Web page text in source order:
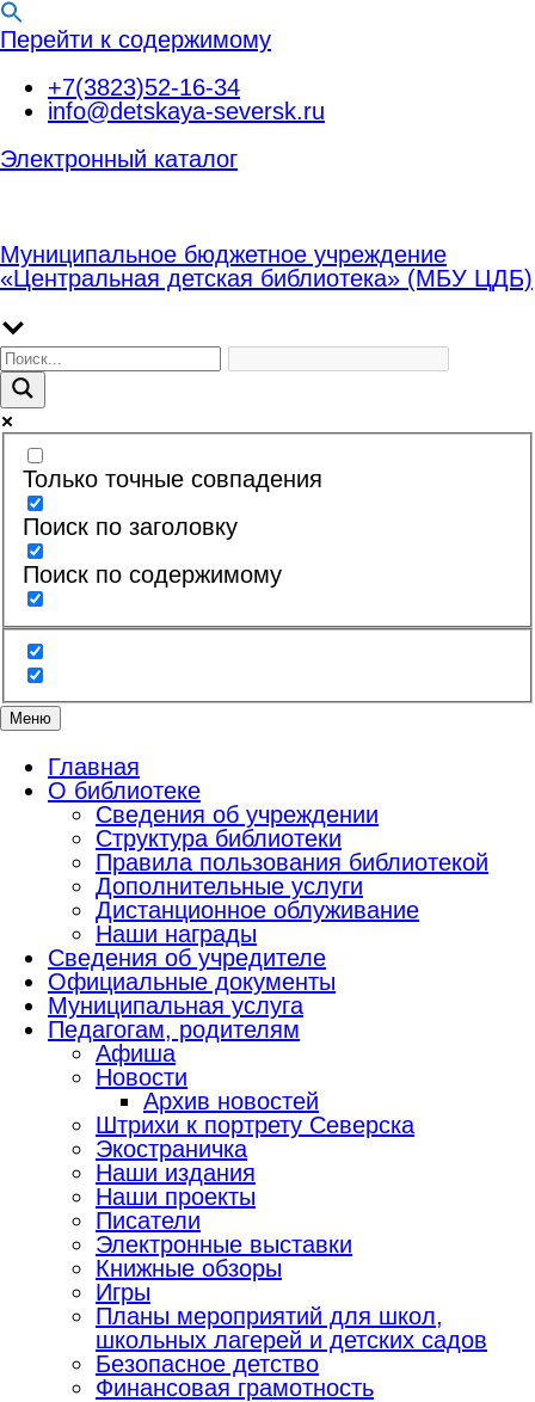
Перейти к содержимому
+7(3823)52-16-34
info@detskaya-seversk.ru
Электронный каталог
Муниципальное бюджетное учреждение
«Центральная детская библиотека» (МБУ ЦДБ)
Только точные совпадения
Поиск по заголовку
Поиск по содержимому
Меню
Главная
О библиотеке
Сведения об учреждении
Структура библиотеки
Правила пользования библиотекой
Дополнительные услуги
Дистанционное облуживание
Наши награды
Сведения об учредителе
Официальные документы
Муниципальная услуга
Педагогам, родителям
Афиша
Новости
Архив новостей
Штрихи к портрету Северска
Экостраничка
Наши издания
Наши проекты
Писатели
Электронные выставки
Книжные обзоры
Игры
Планы мероприятий для школ,
школьных лагерей и детских садов
Безопасное детство
Финансовая грамотность